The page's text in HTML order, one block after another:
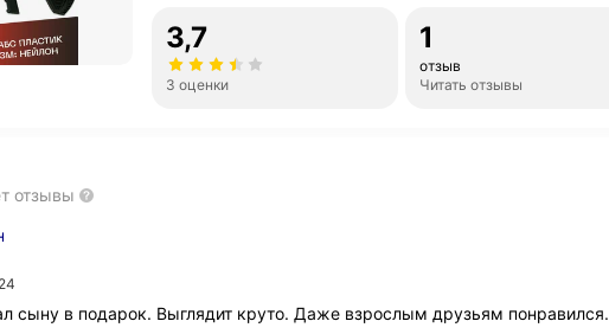
3,7
3 оценки
1
отзыв
Читать отзывы
отзывы
сыну в подарок. Выглядит круто. Даже взрослым друзьям понравился.